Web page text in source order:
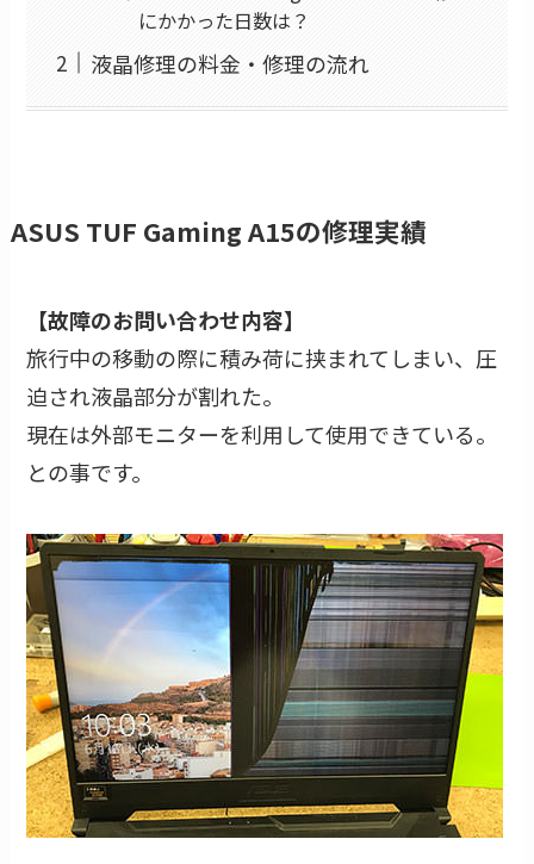
にかかった日数は？
液晶修理の料金・修理の流れ
ASUS TUF Gaming A15の修理実績
【故障のお問い合わせ内容】
旅行中の移動の際に積み荷に挟まれてしまい、圧
迫され液晶部分が割れた。
現在は外部モニターを利用して使用できている。
との事です。